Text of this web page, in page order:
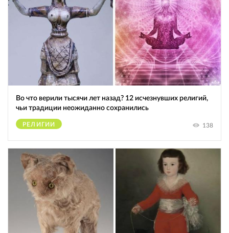
Во что верили тысячи лет назад? 12 исчезнувших религий,
чьи традиции неожиданно сохранились
РЕЛИГИИ 138